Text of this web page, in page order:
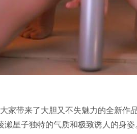
家带来了大胆又不失魅力的全新
濑星子独特的气质和极致诱人的身